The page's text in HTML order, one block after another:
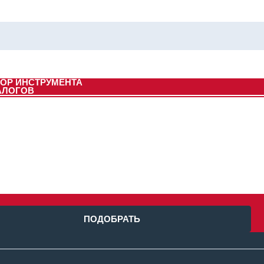
ИНСТРУМЕНТА
ПОДОБРАТЬ